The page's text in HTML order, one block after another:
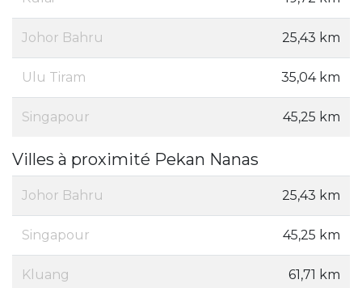
Johor Bahru 25,43 km
Ulu Tiram 35,04 km
Singapour 45,25 km
Villes à proximité Pekan Nanas
Johor Bahru 25,43 km
Singapour 45,25 km
Kluang 61,71 km